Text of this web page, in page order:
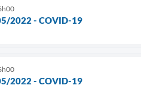
2022 - COVID-19
2022 - COVID-19